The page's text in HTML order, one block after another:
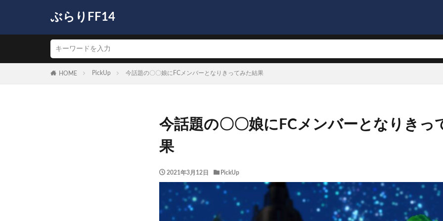
ぶらりFF14
HOME PickUp 今話題の〇〇娘にFCメンバーとなりきってみた結果
今話題の〇〇娘にFCメンバーとなりきっ
果
2021年3月12日 PickUp